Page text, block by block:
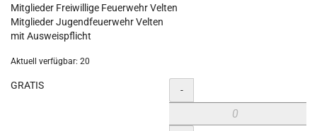
Mitglieder Freiwillige Feuerwehr Velten
Mitglieder Jugendfeuerwehr Velten
mit Ausweispflicht
Aktuell verfügbar: 20
GRATIS Menge
-